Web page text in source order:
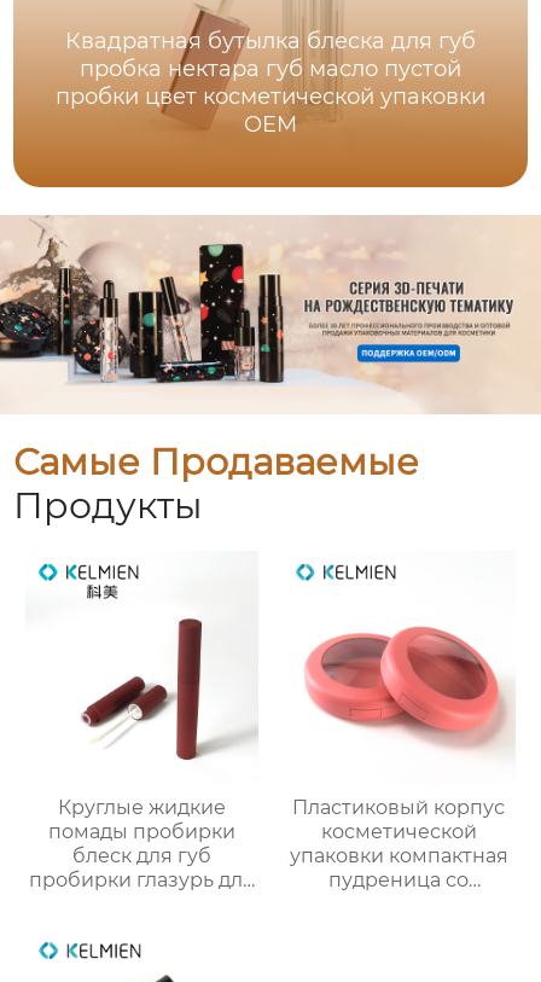
Квадратная бутылка блеска для губ
пробка нектара губ масло пустой
пробки цвет косметической упаковки
OEM
Самые Продаваемые
Продукты
Круглые жидкие
помады пробирки
блеск для губ
пробирки глазурь для
пробирки макияж
пакеты
Пластиковый корпус
косметической
упаковки компактная
пудреница со